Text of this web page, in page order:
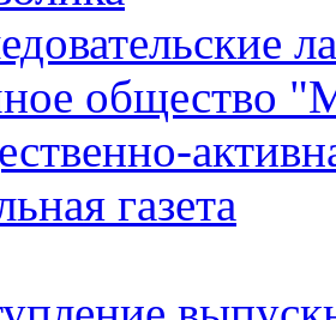
общество
газета